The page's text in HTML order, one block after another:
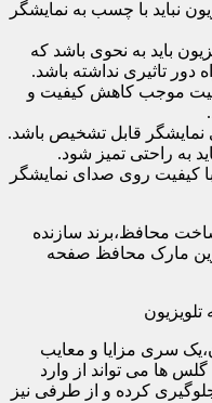
نباید با چسب به نمایشگر
باید به نحوی باشد که
تاثیری نداشته باشد.
موجب کاهش کیفیت و
نمایشگر قابل تشخیص باشد.
به راحتی تمیز شود.
کیفیت روی صدای نمایشگر
محافظ،برند سازنده
مارک محافظ صفحه
سری مزایا و معایب
ها می تواند از وارد
کرده و از طرفی نیز